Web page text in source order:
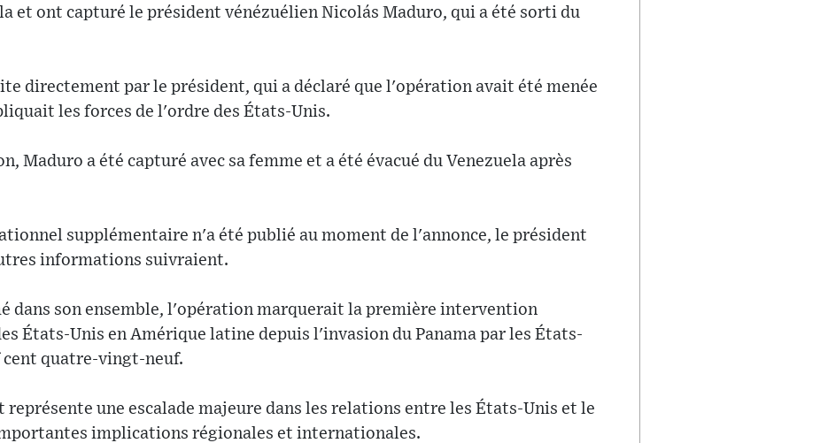
et ont capturé le président vénézuélien Nicolás Maduro, qui a été sorti du
directement par le président, qui a déclaré que l'opération avait été menée
les forces de l'ordre des États-Unis.
Maduro a été capturé avec sa femme et a été évacué du Venezuela après
supplémentaire n'a été publié au moment de l'annonce, le président
informations suivraient.
dans son ensemble, l'opération marquerait la première intervention
États-Unis en Amérique latine depuis l'invasion du Panama par les États-
cent quatre-vingt-neuf.
représente une escalade majeure dans les relations entre les États-Unis et le
implications régionales et internationales.